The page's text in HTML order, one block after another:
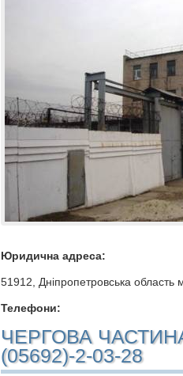
Юридична адреса:
51912, Дніпропетровська область
Телефони:
ЧЕРГОВА
(05692)-2-03-28